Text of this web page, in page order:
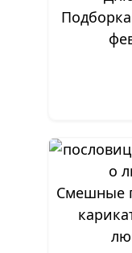
Смешные